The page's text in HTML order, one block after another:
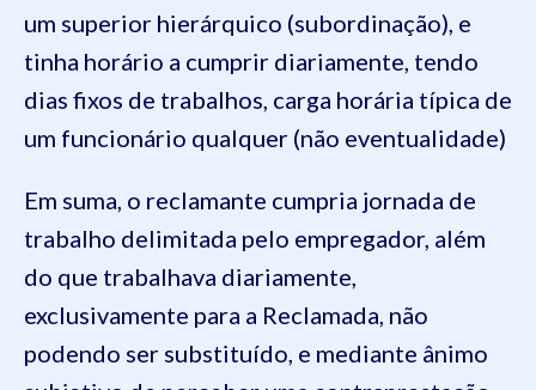
um superior hierárquico (subordinação), e
tinha horário a cumprir diariamente, tendo
dias fixos de trabalhos, carga horária típica de
um funcionário qualquer (não eventualidade)
Em suma, o reclamante cumpria jornada de
trabalho delimitada pelo empregador, além
do que trabalhava diariamente,
exclusivamente para a Reclamada, não
podendo ser substituído, e mediante ânimo